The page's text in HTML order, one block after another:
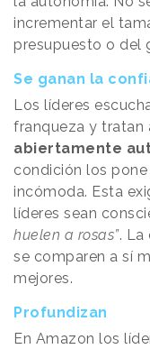
incrementar el
presupuesto o del
Se ganan la
Los líderes
franqueza y tratan
abiertamente
condición los
incómoda. Esta
líderes sean
huelen a rosas”. La
se comparen a sí
mejores.
Profundizan
En Amazon los